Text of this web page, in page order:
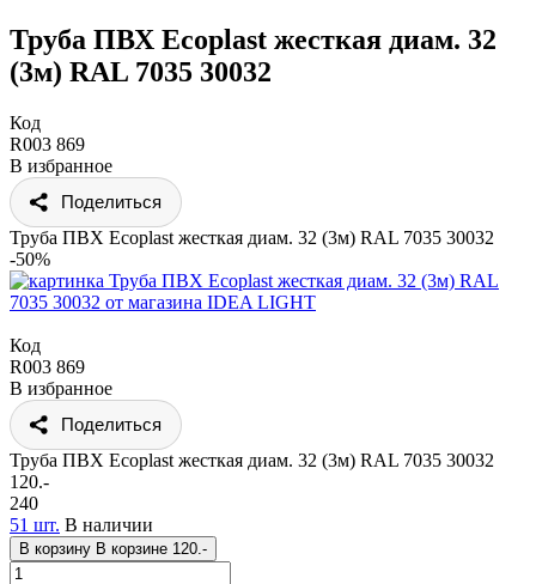
Труба ПВХ Ecoplast жесткая диам. 32
(3м) RAL 7035 30032
Код
R003 869
В избранное
Поделиться
Труба ПВХ Ecoplast жесткая диам. 32 (3м) RAL 7035 30032
-50%
Код
R003 869
В избранное
Поделиться
Труба ПВХ Ecoplast жесткая диам. 32 (3м) RAL 7035 30032
120.-
240
51 шт. В наличии
В корзину В корзине 120.-